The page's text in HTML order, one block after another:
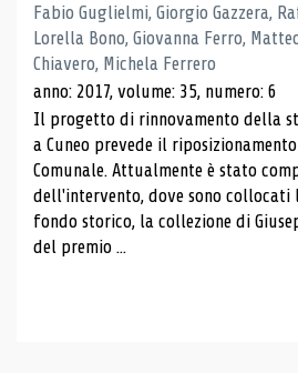
Fabio Guglielmi, Giorgio Gazzera,
Lorella Bono, Giovanna Ferro,
Chiavero, Michela Ferrero
anno: 2017, volume: 35, numero: 6
Il progetto di rinnovamento della
a Cuneo prevede il
Comunale. Attualmente è stato
dell'intervento, dove sono
fondo storico, la collezione di
del premio ...